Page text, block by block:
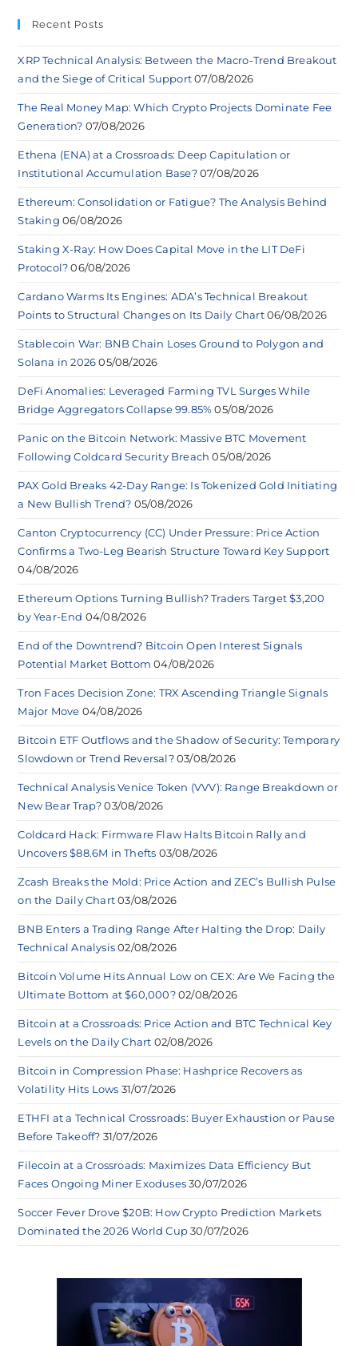
Recent Posts
XRP Technical Analysis: Between the Macro-Trend Breakout
and the Siege of Critical Support 07/08/2026
The Real Money Map: Which Crypto Projects Dominate Fee
Generation? 07/08/2026
Ethena (ENA) at a Crossroads: Deep Capitulation or
Institutional Accumulation Base? 07/08/2026
Ethereum: Consolidation or Fatigue? The Analysis Behind
Staking 06/08/2026
Staking X-Ray: How Does Capital Move in the LIT DeFi
Protocol? 06/08/2026
Cardano Warms Its Engines: ADA’s Technical Breakout
Points to Structural Changes on Its Daily Chart 06/08/2026
Stablecoin War: BNB Chain Loses Ground to Polygon and
Solana in 2026 05/08/2026
DeFi Anomalies: Leveraged Farming TVL Surges While
Bridge Aggregators Collapse 99.85% 05/08/2026
Panic on the Bitcoin Network: Massive BTC Movement
Following Coldcard Security Breach 05/08/2026
PAX Gold Breaks 42-Day Range: Is Tokenized Gold Initiating
a New Bullish Trend? 05/08/2026
Canton Cryptocurrency (CC) Under Pressure: Price Action
Confirms a Two-Leg Bearish Structure Toward Key Support
04/08/2026
Ethereum Options Turning Bullish? Traders Target $3,200
by Year-End 04/08/2026
End of the Downtrend? Bitcoin Open Interest Signals
Potential Market Bottom 04/08/2026
Tron Faces Decision Zone: TRX Ascending Triangle Signals
Major Move 04/08/2026
Bitcoin ETF Outflows and the Shadow of Security: Temporary
Slowdown or Trend Reversal? 03/08/2026
Technical Analysis Venice Token (VVV): Range Breakdown or
New Bear Trap? 03/08/2026
Coldcard Hack: Firmware Flaw Halts Bitcoin Rally and
Uncovers $88.6M in Thefts 03/08/2026
Zcash Breaks the Mold: Price Action and ZEC’s Bullish Pulse
on the Daily Chart 03/08/2026
BNB Enters a Trading Range After Halting the Drop: Daily
Technical Analysis 02/08/2026
Bitcoin Volume Hits Annual Low on CEX: Are We Facing the
Ultimate Bottom at $60,000? 02/08/2026
Bitcoin at a Crossroads: Price Action and BTC Technical Key
Levels on the Daily Chart 02/08/2026
Bitcoin in Compression Phase: Hashprice Recovers as
Volatility Hits Lows 31/07/2026
ETHFI at a Technical Crossroads: Buyer Exhaustion or Pause
Before Takeoff? 31/07/2026
Filecoin at a Crossroads: Maximizes Data Efficiency But
Faces Ongoing Miner Exoduses 30/07/2026
Soccer Fever Drove $20B: How Crypto Prediction Markets
Dominated the 2026 World Cup 30/07/2026